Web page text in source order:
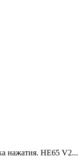
нажатия. HE65 V2...